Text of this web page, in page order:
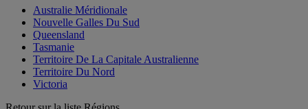
Australie Méridionale
Nouvelle Galles Du Sud
Queensland
Tasmanie
Territoire De La Capitale Australienne
Territoire Du Nord
Victoria